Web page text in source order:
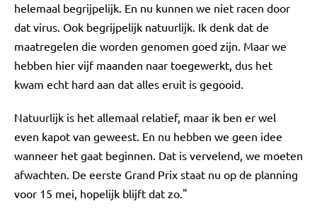
helemaal begrijpelijk. En nu kunnen we niet racen door
dat virus. Ook begrijpelijk natuurlijk. Ik denk dat de
maatregelen die worden genomen goed zijn. Maar we
hebben hier vijf maanden naar toegewerkt, dus het
kwam echt hard aan dat alles eruit is gegooid.
Natuurlijk is het allemaal relatief, maar ik ben er wel
even kapot van geweest. En nu hebben we geen idee
wanneer het gaat beginnen. Dat is vervelend, we moeten
afwachten. De eerste Grand Prix staat nu op de planning
voor 15 mei, hopelijk blijft dat zo."